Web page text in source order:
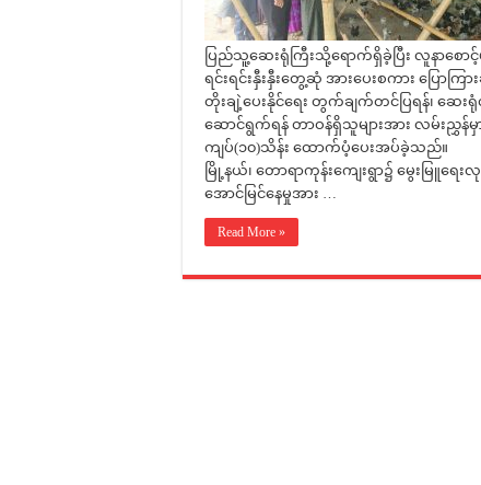
ပြည်သူ့ဆေးရုံကြီးသို့ရောက်ရှိခဲ့ပြီး လူနာစောင့်မ
ရင်းရင်းနှီးနှီးတွေ့ဆုံ အားပေးစကား ပြော
တိုးချဲ့ပေးနိုင်ရေး တွက်ချက်တင်ပြရန်၊ ဆေး
ဆောင်ရွက်ရန် တာဝန်ရှိသူများအား လမ်းညွှန်
ကျပ်(၁၀)သိန်း ထောက်ပံ့ပေးအပ်ခဲ့သည်။
မြို့နယ်၊ တောရာကုန်းကျေးရွာ၌ မွေးမြူရေ
အောင်မြင်နေမှုအား …
Read More »